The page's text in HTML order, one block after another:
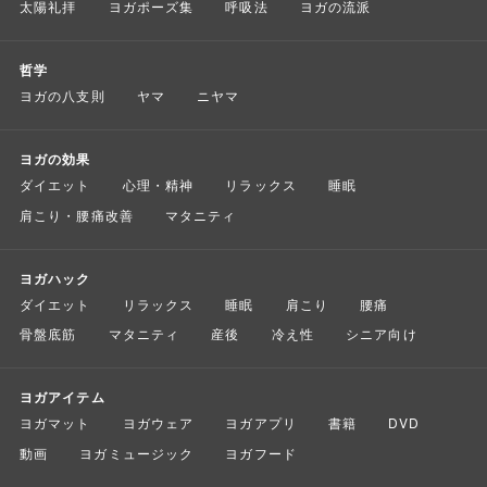
太陽礼拝 ヨガポーズ集 呼吸法 ヨガの流派
哲学
ヨガの八支則 ヤマ ニヤマ
ヨガの効果
ダイエット 心理・精神 リラックス
睡眠
肩こり・腰痛改善
マタニティ
ヨガハック
ダイエット リラックス 睡眠 肩こり
腰痛
骨盤底筋
マタニティ 産後 冷え性 シニア向け
ヨガアイテム
ヨガマット ヨガウェア ヨガアプリ 書籍
DVD
動画
ヨガミュージック ヨガフード